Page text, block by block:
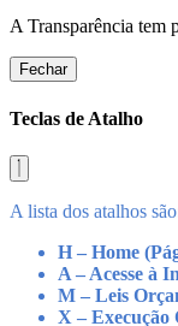
A Transparência tem
Fechar
Teclas de Atalho
A lista dos atalhos
H – Home
A – Acesse à
M – Leis
X – Execução